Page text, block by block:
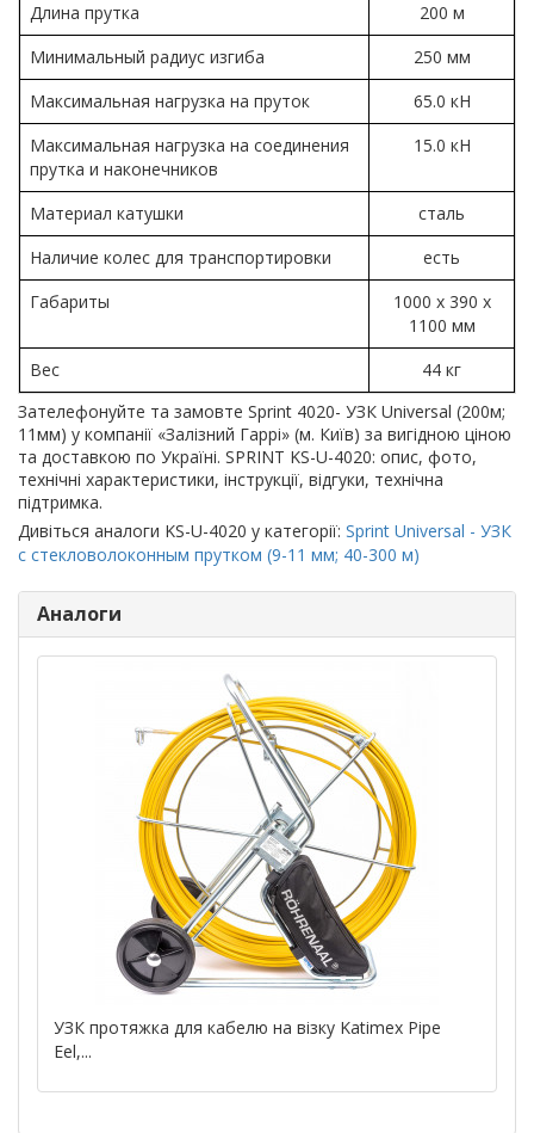
Длина прутка
200 м
Минимальный радиус изгиба
250 мм
Максимальная нагрузка на пруток
65.0 кН
Максимальная нагрузка на соединения
прутка и наконечников
15.0 кН
Материал катушки
сталь
Наличие колес для транспортировки
есть
Габариты
1000 x 390 x
1100 мм
Вес
44 кг
Зателефонуйте та замовте Sprint 4020- УЗК Universal (200м;
11мм) у компанії «Залізний Гаррі» (м. Київ) за вигідною ціною
та доставкою по Україні. SPRINT KS-U-4020: опис, фото,
технічні характеристики, інструкції, відгуки, технічна
підтримка.
Дивіться аналоги KS-U-4020 у категорії: Sprint Universal - УЗК
с стекловолоконным прутком (9-11 мм; 40-300 м)
Аналоги
УЗК протяжка для кабелю на візку Katimex Pipe
Eel,...